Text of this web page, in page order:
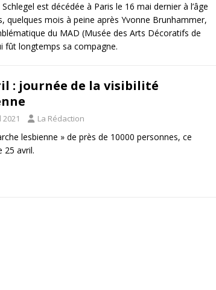
est décédée à Paris le 16 mai dernier à l’âge
quelques mois à peine après Yvonne Brunhammer,
du MAD (Musée des Arts Décoratifs de
fût longtemps sa compagne.
: journée de la visibilité
La Rédaction
lesbienne » de près de 10000 personnes, ce
25 avril.